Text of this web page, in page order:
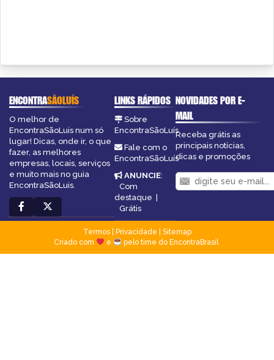
ENCONTRASÃOLUÍS
O melhor de
EncontraSãoLuis num só
lugar! Dicas, onde ir, o que
fazer, as melhores
empresas, locais, serviços
e muito mais no guia
EncontraSãoLuis.
LINKS RÁPIDOS
Sobre
EncontraSãoLuís
Fale com o
EncontraSãoLuís
ANUNCIE:
Com
destaque |
Grátis
NOVIDADES POR E-
MAIL
Receba grátis as
principais notícias,
dicas e promoções
Termos| Privacidade
Sitemap
Criado com
e pelo time do EncontraBrasil